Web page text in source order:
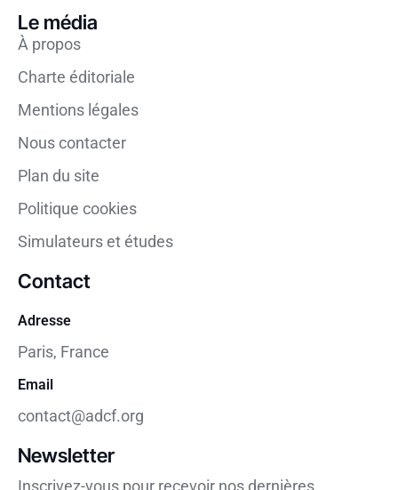
Le média
À propos
Charte éditoriale
Mentions légales
Nous contacter
Plan du site
Politique cookies
Simulateurs et études
Contact
Adresse
Paris, France
Email
contact@adcf.org
Newsletter
Inscrivez-vous pour recevoir nos dernières